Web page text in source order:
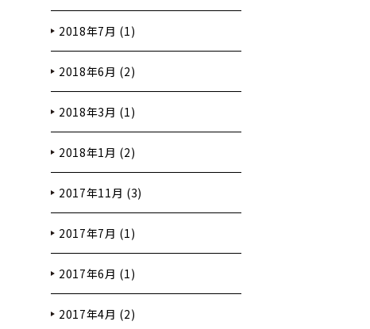
2018年7月 (1)
2018年6月 (2)
2018年3月 (1)
2018年1月 (2)
2017年11月 (3)
2017年7月 (1)
2017年6月 (1)
2017年4月 (2)